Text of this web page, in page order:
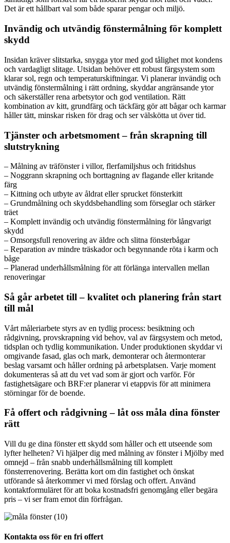
Det är ett hållbart val som både sparar pengar och miljö.
Invändig och utvändig fönstermålning för komplett
skydd
Insidan kräver slitstarka, snygga ytor med god tålighet mot kondens
och vardagligt slitage. Utsidan behöver ett robust färgsystem som
klarar sol, regn och temperaturskiftningar. Vi planerar invändig och
utvändig fönstermålning i rätt ordning, skyddar angränsande ytor
och säkerställer rena arbetsytor och god ventilation. Rätt
kombination av kitt, grundfärg och täckfärg gör att bågar och karmar
håller tätt, minskar risken för drag och ser välskötta ut över tid.
Tjänster och arbetsmoment – från skrapning till
slutstrykning
– Målning av träfönster i villor, flerfamiljshus och fritidshus
– Noggrann skrapning och borttagning av flagande eller kritande
färg
– Kittning och utbyte av åldrat eller sprucket fönsterkitt
– Grundmålning och skyddsbehandling som förseglar och stärker
träet
– Komplett invändig och utvändig fönstermålning för långvarigt
skydd
– Omsorgsfull renovering av äldre och slitna fönsterbågar
– Reparation av mindre träskador och begynnande röta i karm och
båge
– Planerad underhållsmålning för att förlänga intervallen mellan
renoveringar
Så går arbetet till – kvalitet och planering från start
till mål
Vårt måleriarbete styrs av en tydlig process: besiktning och
rådgivning, provskrapning vid behov, val av färgsystem och metod,
tidsplan och tydlig kommunikation. Under produktionen skyddar vi
omgivande fasad, glas och mark, demonterar och återmonterar
beslag varsamt och håller ordning på arbetsplatsen. Varje moment
dokumenteras så att du vet vad som är gjort och varför. För
fastighetsägare och BRF:er planerar vi etappvis för att minimera
störningar för de boende.
Få offert och rådgivning – låt oss måla dina fönster
rätt
Vill du ge dina fönster ett skydd som håller och ett utseende som
lyfter helheten? Vi hjälper dig med målning av fönster i Mjölby med
omnejd – från snabb underhållsmålning till komplett
fönsterrenovering. Berätta kort om din fastighet och önskat
utförande så återkommer vi med förslag och offert. Använd
kontaktformuläret för att boka kostnadsfri genomgång eller begära
pris – vi ser fram emot din förfrågan.
Kontakta oss för en fri offert